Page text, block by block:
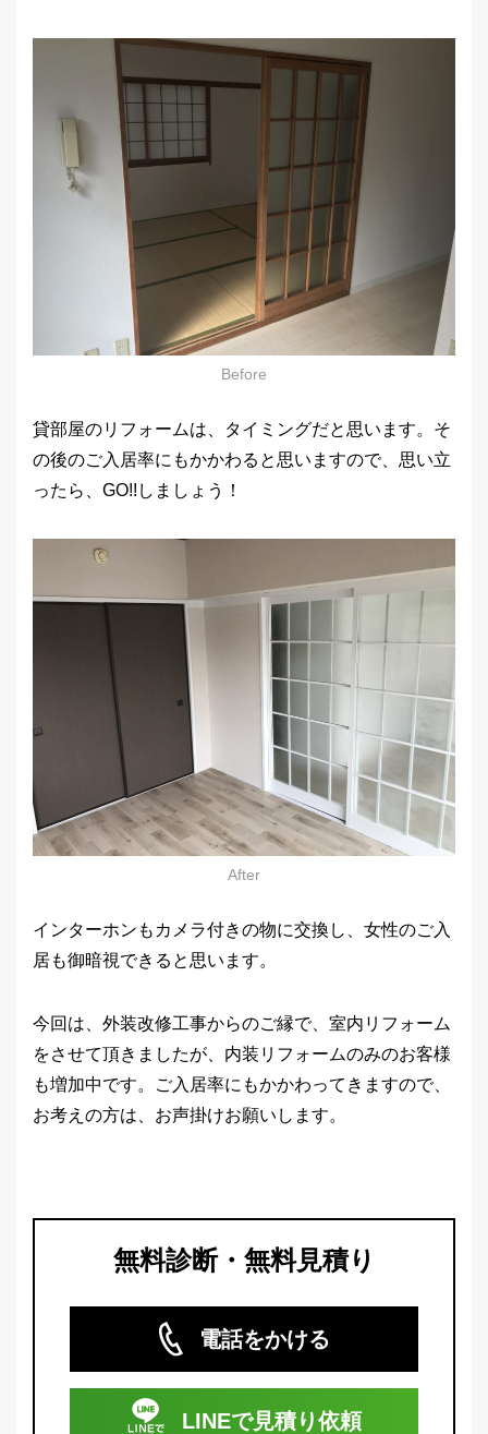
Before
貸部屋のリフォームは、タイミングだと思います。そ
の後のご入居率にもかかわると思いますので、思い立
ったら、GO!!しましょう！
After
インターホンもカメラ付きの物に交換し、女性のご入
居も御暗視できると思います。
今回は、外装改修工事からのご縁で、室内リフォーム
をさせて頂きましたが、内装リフォームのみのお客様
も増加中です。ご入居率にもかかわってきますので、
お考えの方は、お声掛けお願いします。
無料診断・無料見積り
電話をかける
LINEで見積り依頼